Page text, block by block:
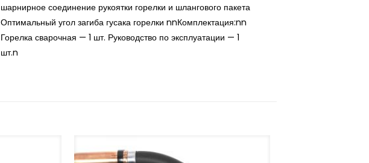
шарнирное соединение рукоятки горелки и шлангового пакета
Оптимальный угол загиба гусака горелки nnКомплектация:nn
Горелка сварочная — 1 шт. Руководство по эксплуатации — 1
шт.n